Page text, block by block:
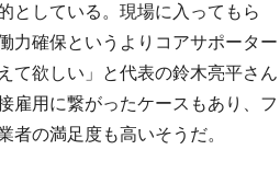
としている。現場に入ってもら
力確保というよりコアサポーター
て欲しい」と代表の鈴木亮平さん
雇用に繋がったケースもあり、フ
者の満足度も高いそうだ。